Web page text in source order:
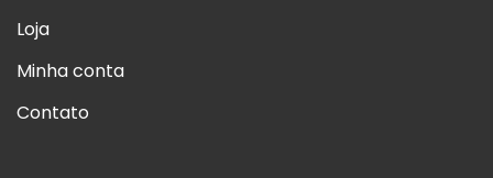
Loja
Minha conta
Contato